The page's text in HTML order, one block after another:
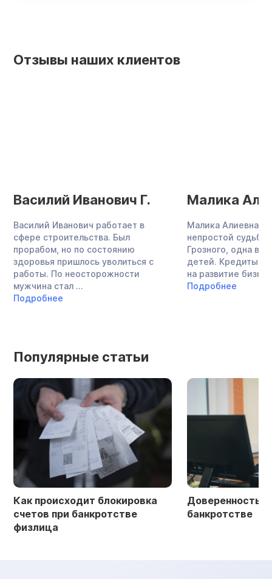
Отзывы наших клиентов
Василий Иванович Г.
Василий Иванович работает в
сфере строительства. Был
прорабом, но по состоянию
здоровья пришлось уволиться с
работы. По неосторожности
мужчина стал ...
Подробнее
Малика
Малика Алиевна
непростой
Грозного, одна
детей. Кредиты в
на развитие
Подробнее
Популярные статьи
Как происходит блокировка
счетов при банкротстве
физлица
Доверенность
банкротстве